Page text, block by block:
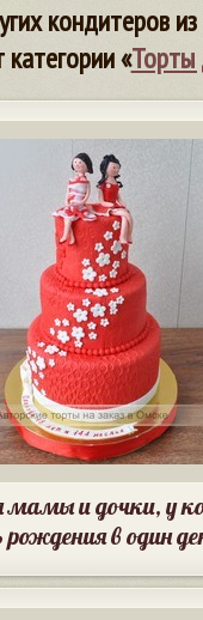
кондитеров из
«Торты
мамы и дочки, у
рождения в один